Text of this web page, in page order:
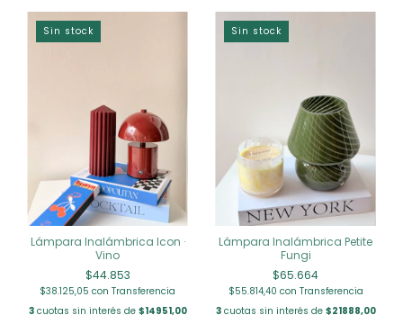
Sin stock
Lámpara Inalámbrica Icon ·
Vino
$44.853
$38.125,05 con Transferencia
3cuotas sin interés de $14951,00
Sin stock
Lámpara Inalámbrica Petite
Fungi
$65.664
$55.814,40 con Transferencia
3cuotas sin interés de $21888,00